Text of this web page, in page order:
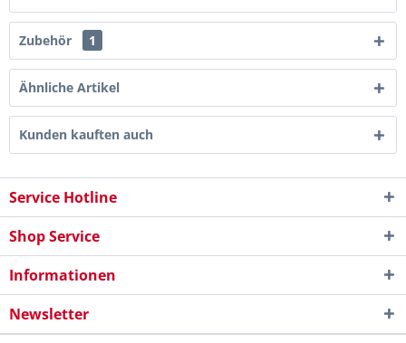
Zubehör 1
Ähnliche Artikel
Kunden kauften auch
Service Hotline
Shop Service
Informationen
Newsletter